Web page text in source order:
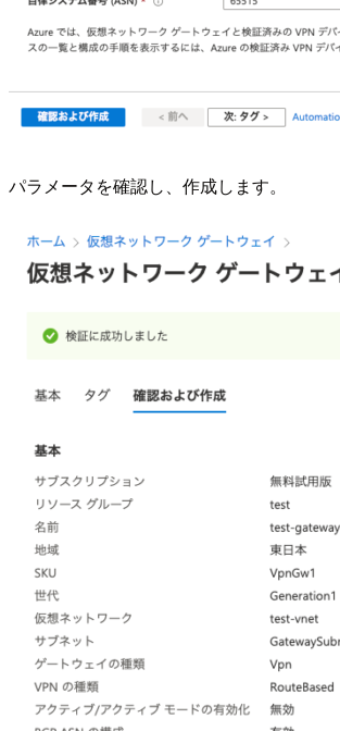
パラメータを確認し、作成します。